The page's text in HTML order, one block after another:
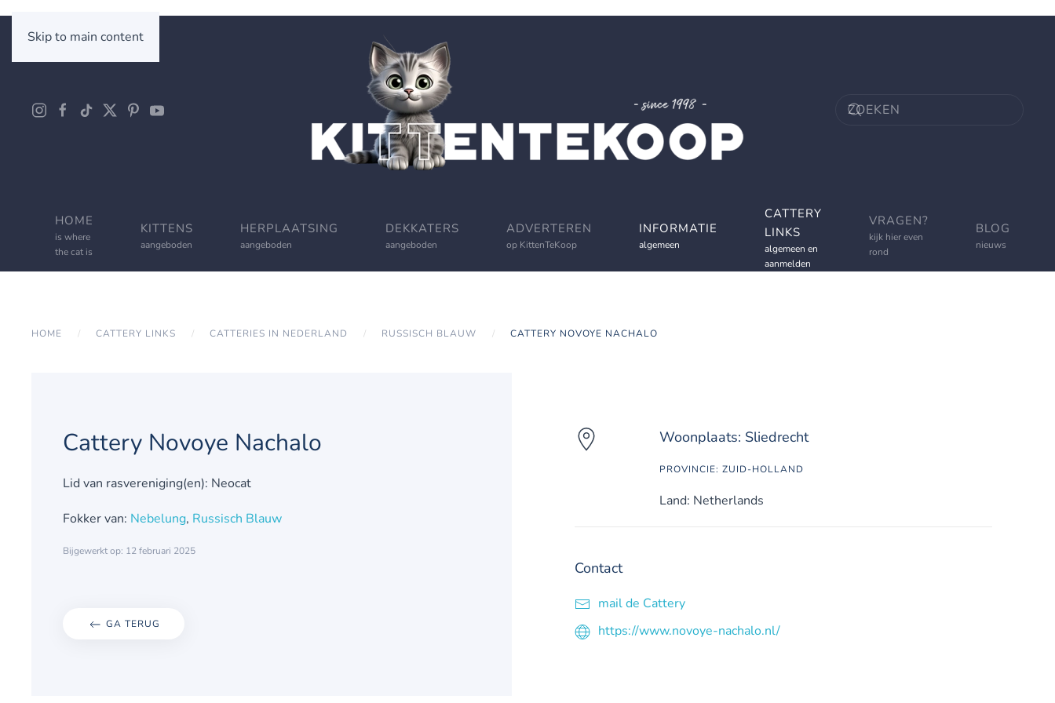
Skip to main content
HOME
is where
the cat is
KITTENS
aangeboden
HERPLAATSING
aangeboden
DEKKATERS
aangeboden
ADVERTEREN
op KittenTeKoop
INFORMATIE
algemeen
CATTERY
LINKS
algemeen en
aanmelden
VRAGEN?
kijk hier even
rond
BLOG
nieuws
HOME CATTERY LINKS CATTERIES IN NEDERLAND RUSSISCH BLAUW CATTERY NOVOYE NACHALO
Cattery Novoye Nachalo
Lid van rasvereniging(en): Neocat
Fokker van: Nebelung, Russisch Blauw
Bijgewerkt op: 12 februari 2025
GA TERUG
Woonplaats: Sliedrecht
PROVINCIE: ZUID-HOLLAND
Land: Netherlands
Contact
mail de Cattery
https://www.novoye-nachalo.nl/